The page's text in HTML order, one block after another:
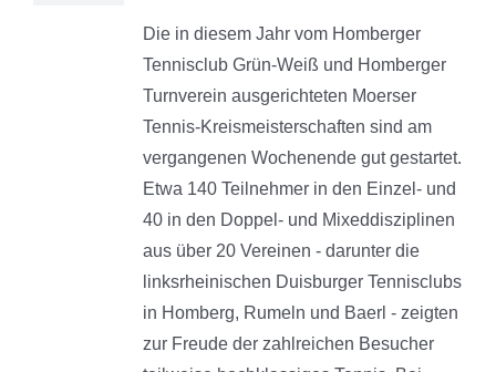
Die in diesem Jahr vom Homberger
Tennisclub Grün-Weiß und Homberger
Turnverein ausgerichteten Moerser
Tennis-Kreismeisterschaften sind am
vergangenen Wochenende gut gestartet.
Etwa 140 Teilnehmer in den Einzel- und
40 in den Doppel- und Mixeddisziplinen
aus über 20 Vereinen - darunter die
linksrheinischen Duisburger Tennisclubs
in Homberg, Rumeln und Baerl - zeigten
zur Freude der zahlreichen Besucher